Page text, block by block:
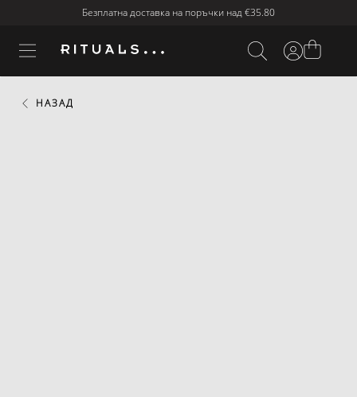
Безплатна доставка на поръчки над€35.80
НАЗАД